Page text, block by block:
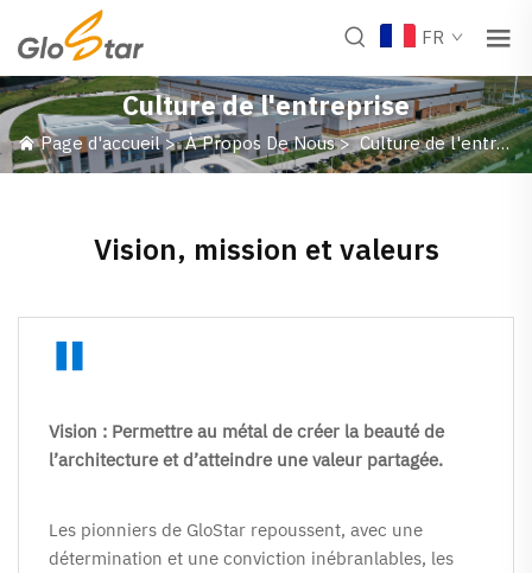
FR
Culture de l'entreprise
Page d'accueil>À Propos De Nous>Culture de l'entreprise
Vision, mission et valeurs
"
Vision : Permettre au métal de créer la beauté de
l’architecture et d’atteindre une valeur partagée.
Les pionniers de GloStar repoussent, avec une
détermination et une conviction inébranlables, les